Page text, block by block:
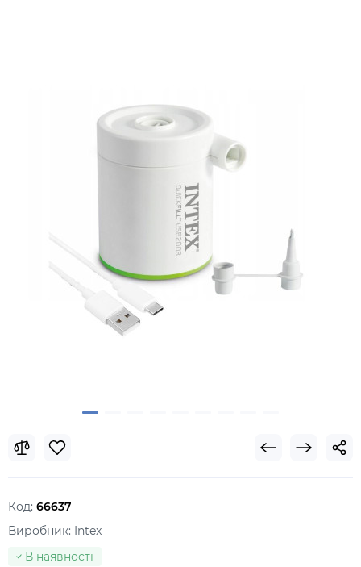
Код: 66637
Виробник: Intex
В наявності